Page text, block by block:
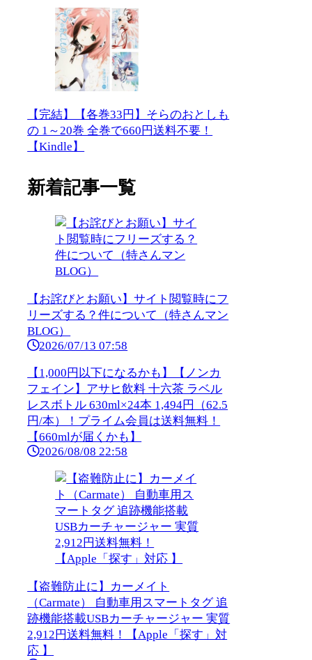
【完結】【各巻33円】そらのおとしも
の 1～20巻 全巻で660円送料不要！
【Kindle】
新着記事一覧
【お詫びとお願い】サイト閲覧時にフ
リーズする？件について（特さんマン
BLOG）
2026/07/13 07:58
【1,000円以下になるかも】【ノンカ
フェイン】アサヒ飲料 十六茶 ラベル
レスボトル 630ml×24本 1,494円（62.5
円/本）！プライム会員は送料無料！
【660mlが届くかも】
2026/08/08 22:58
【盗難防止に】カーメイト
（Carmate） 自動車用スマートタグ 追
跡機能搭載USBカーチャージャー 実質
2,912円送料無料！【Apple「探す」対
応 】